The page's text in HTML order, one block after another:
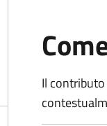
Il